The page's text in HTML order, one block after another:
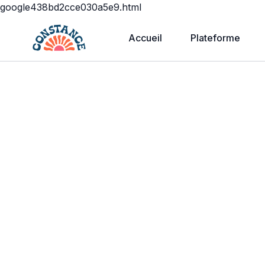
google438bd2cce030a5e9.html
Accueil Plateforme